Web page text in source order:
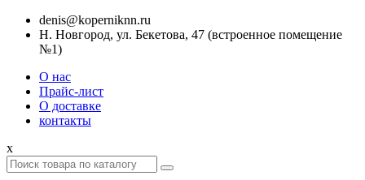
denis@koperniknn.ru
Н. Новгород, ул. Бекетова, 47 (встроенное помещение
№1)
О нас
Прайс-лист
О доставке
контакты
x